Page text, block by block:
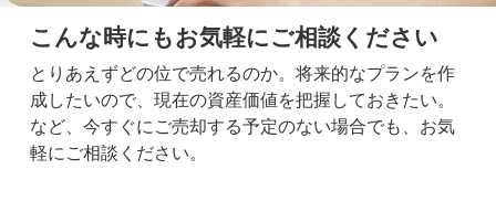
こんな時にもお気軽にご相談ください
とりあえずどの位で売れるのか。将来的なプランを作
成したいので、現在の資産価値を把握しておきたい。
など、今すぐにご売却する予定のない場合でも、お気
軽にご相談ください。